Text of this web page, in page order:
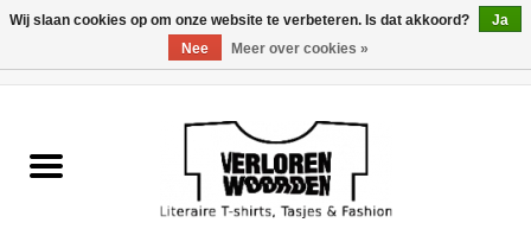
Heren
Wij slaan cookies op om onze website te verbeteren. Is dat akkoord?
Ja
Nee
Meer over cookies »